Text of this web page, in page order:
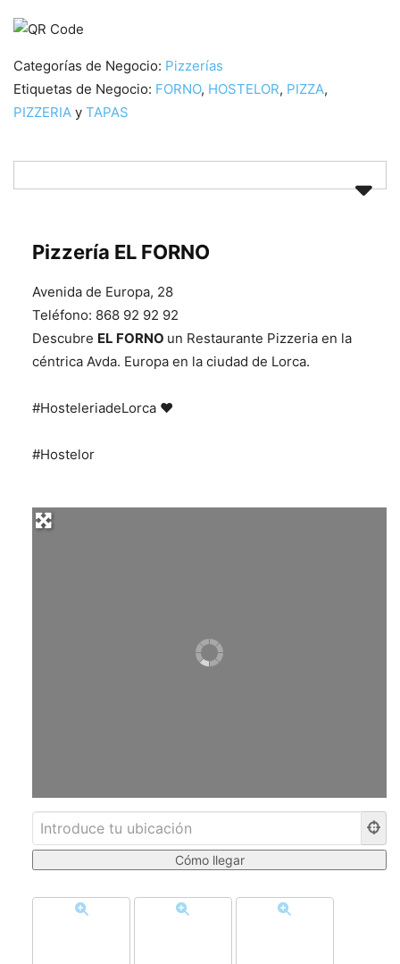
Categorías de Negocio: Pizzerías
Etiquetas de Negocio: FORNO, HOSTELOR, PIZZA,
PIZZERIA y TAPAS
Pizzería EL FORNO
Avenida de Europa, 28
Teléfono: 868 92 92 92
Descubre EL FORNO un Restaurante Pizzeria en la
céntrica Avda. Europa en la ciudad de Lorca.
#HosteleriadeLorca ❤️
#Hostelor